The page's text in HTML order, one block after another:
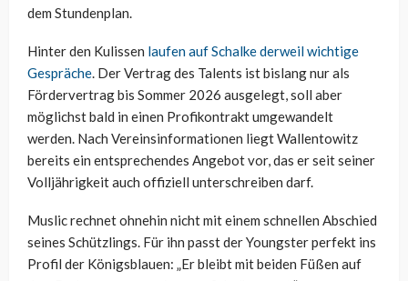
dem Stundenplan.
Hinter den Kulissen laufen auf Schalke derweil wichtige
Gespräche. Der Vertrag des Talents ist bislang nur als
Fördervertrag bis Sommer 2026 ausgelegt, soll aber
möglichst bald in einen Profikontrakt umgewandelt
werden. Nach Vereinsinformationen liegt Wallentowitz
bereits ein entsprechendes Angebot vor, das er seit seiner
Volljährigkeit auch offiziell unterschreiben darf.
Muslic rechnet ohnehin nicht mit einem schnellen Abschied
seines Schützlings. Für ihn passt der Youngster perfekt ins
Profil der Königsblauen: „Er bleibt mit beiden Füßen auf